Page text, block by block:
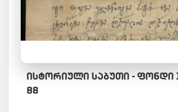
ᲘᲡᲢᲝᲠᲘᲣᲚᲘ ᲡᲐᲑᲣᲗᲘ - ᲤᲝᲜᲓᲘ
88